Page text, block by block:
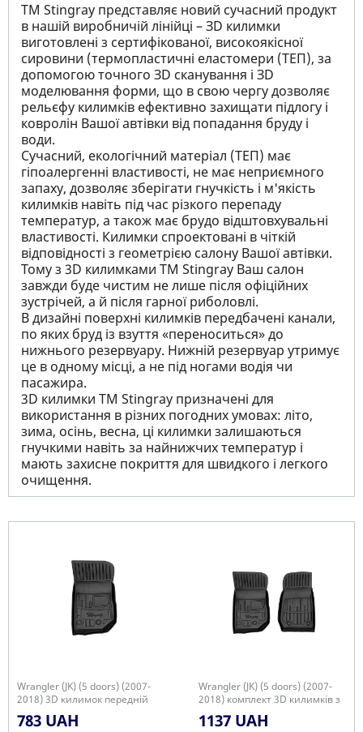
ТМ Stingray представляє новий сучасний продукт
в нашій виробничій лінійці – ЗD килимки
виготовлені з сертифікованої, високоякісної
сировини (термопластичні еластомери (ТЕП), за
допомогою точного ЗD сканування і ЗD
моделювання форми, що в свою чергу дозволяє
рельєфу килимків ефективно захищати підлогу і
ковролін Вашої автівки від попадання бруду і
води.
Сучасний, екологічний матеріал (ТЕП) має
гіпоалергенні властивості, не має неприємного
запаху, дозволяє зберігати гнучкість і м'якість
килимків навіть під час різкого перепаду
температур, а також має брудо відштовхувальні
властивості. Килимки спроектовані в чіткій
відповідності з геометрією салону Вашої автівки.
Тому з 3D килимками TM Stingray Ваш салон
завжди буде чистим не лише після офіційних
зустрічей, а й після гарної риболовлі.
В дизайні поверхні килимків передбачені канали,
по яких бруд із взуття «переноситься» до
нижнього резервуару. Нижній резервуар утримує
це в одному місці, а не під ногами водія чи
пасажира.
3D килимки TM Stingray призначені для
використання в різних погодних умовах: літо,
зима, осінь, весна, ці килимки залишаються
гнучкими навіть за найнижчих температур і
мають захисне покриття для швидкого і легкого
очищення.
Wrangler (JK) (5 doors) (2007-
2018) 3D килимок передній
лівий
783 UAH
Wrangler (JK) (5 doors) (2007-
2018) комплект 3D килимків з
2 штук
1137 UAH